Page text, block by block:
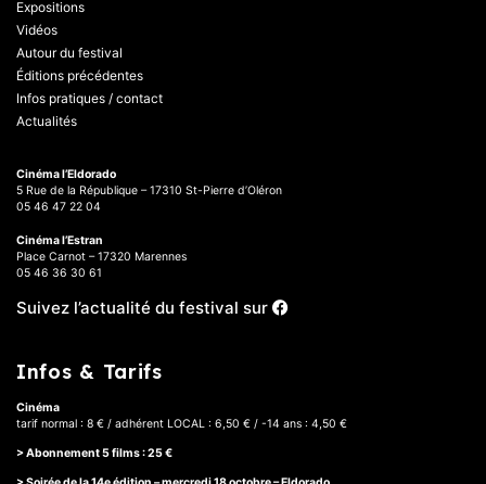
Expositions
Vidéos
Autour du festival
Éditions précédentes
Infos pratiques / contact
Actualités
Cinéma l’Eldorado
5 Rue de la République – 17310 St-Pierre d’Oléron
05 46 47 22 04
Cinéma l’Estran
Place Carnot – 17320 Marennes
05 46 36 30 61
Suivez l’actualité du festival sur
Infos & Tarifs
Cinéma
tarif normal : 8 € / adhérent LOCAL : 6,50 € / -14 ans : 4,50 €
> Abonnement 5 films : 25 €